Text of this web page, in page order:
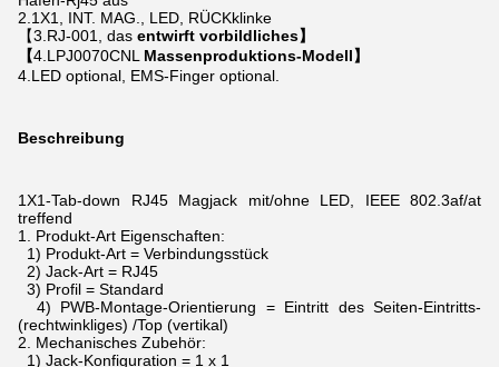
2.1X1, INT. MAG., LED, RÜCKklinke
【3.RJ-001, das entwirft vorbildliches】
【4.LPJ0070CNL Massenproduktions-Modell】
4.LED optional, EMS-Finger optional.
Beschreibung
1X1-Tab-down RJ45 Magjack mit/ohne LED, IEEE 802.3af/at
treffend
1. Produkt-Art Eigenschaften:
1) Produkt-Art = Verbindungsstück
2) Jack-Art = RJ45
3) Profil = Standard
4) PWB-Montage-Orientierung = Eintritt des Seiten-Eintritts-
(rechtwinkliges) /Top (vertikal)
2. Mechanisches Zubehör:
1) Jack-Konfiguration = 1 x 1